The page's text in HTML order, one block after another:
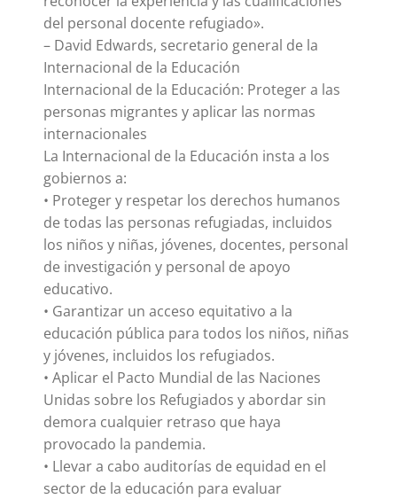
del personal docente refugiado».
– David Edwards, secretario general de la
Internacional de la Educación
Internacional de la Educación: Proteger a las
personas migrantes y aplicar las normas
internacionales
La Internacional de la Educación insta a los
gobiernos a:
• Proteger y respetar los derechos humanos
de todas las personas refugiadas, incluidos
los niños y niñas, jóvenes, docentes, personal
de investigación y personal de apoyo
educativo.
• Garantizar un acceso equitativo a la
educación pública para todos los niños, niñas
y jóvenes, incluidos los refugiados.
• Aplicar el Pacto Mundial de las Naciones
Unidas sobre los Refugiados y abordar sin
demora cualquier retraso que haya
provocado la pandemia.
• Llevar a cabo auditorías de equidad en el
sector de la educación para evaluar